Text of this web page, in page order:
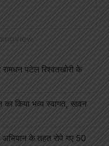
रामधन पटेल रिश्वतखोरी के
का किया भव्य स्वागत, सावन
के तहत रोपे गए 50